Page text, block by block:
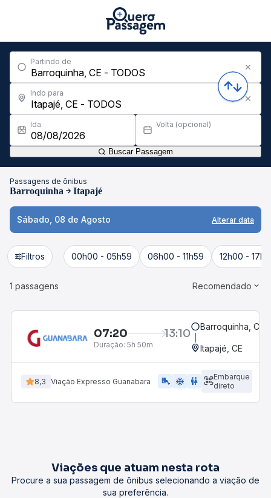
Partindo de
Indo para
Ida Volta (opcional)
Buscar Passagem
Passagens de ônibus
Barroquinha Itapajé
Sábado, 08 de Agosto Alterar data
Filtros 00h00 - 05h59 06h00 - 11h59 12h00 -
1 passagens Recomendado
07:20 13:10
Duração: 5h 50m
Barroquinha, CE
Itapajé, CE
8,3 Viação Expresso Guanabara airline_seat_legroom_extra ac_unit WC
Embarque
direto
Viações que atuam nesta rota
Procure a sua passagem de ônibus selecionando a viação de
sua preferência.